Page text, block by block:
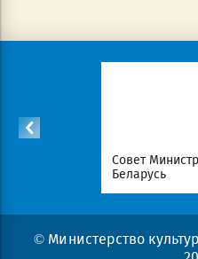
Совет
Беларусь
© Министерство